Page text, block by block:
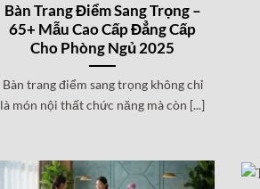
Bàn Trang Điểm Sang Trọng –
65+ Mẫu Cao Cấp Đẳng Cấp
Cho Phòng Ngủ 2025
Bàn trang điểm sang trọng không chỉ
là món nội thất chức năng mà còn [...]